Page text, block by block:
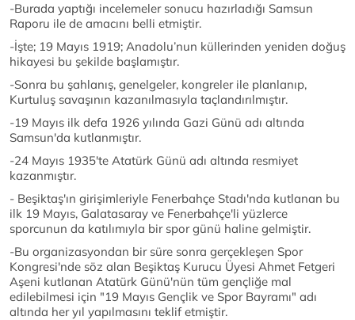
-Burada yaptığı incelemeler sonucu hazırladığı Samsun
Raporu ile de amacını belli etmiştir.
-İşte; 19 Mayıs 1919; Anadolu’nun küllerinden yeniden doğuş
hikayesi bu şekilde başlamıştır.
-Sonra bu şahlanış, genelgeler, kongreler ile planlanıp,
Kurtuluş savaşının kazanılmasıyla taçlandırılmıştır.
-19 Mayıs ilk defa 1926 yılında Gazi Günü adı altında
Samsun'da kutlanmıştır.
-24 Mayıs 1935'te Atatürk Günü adı altında resmiyet
kazanmıştır.
- Beşiktaş'ın girişimleriyle Fenerbahçe Stadı'nda kutlanan bu
ilk 19 Mayıs, Galatasaray ve Fenerbahçe'li yüzlerce
sporcunun da katılımıyla bir spor günü haline gelmiştir.
-Bu organizasyondan bir süre sonra gerçekleşen Spor
Kongresi'nde söz alan Beşiktaş Kurucu Üyesi Ahmet Fetgeri
Aşeni kutlanan Atatürk Günü'nün tüm gençliğe mal
edilebilmesi için "19 Mayıs Gençlik ve Spor Bayramı" adı
altında her yıl yapılmasını teklif etmiştir.